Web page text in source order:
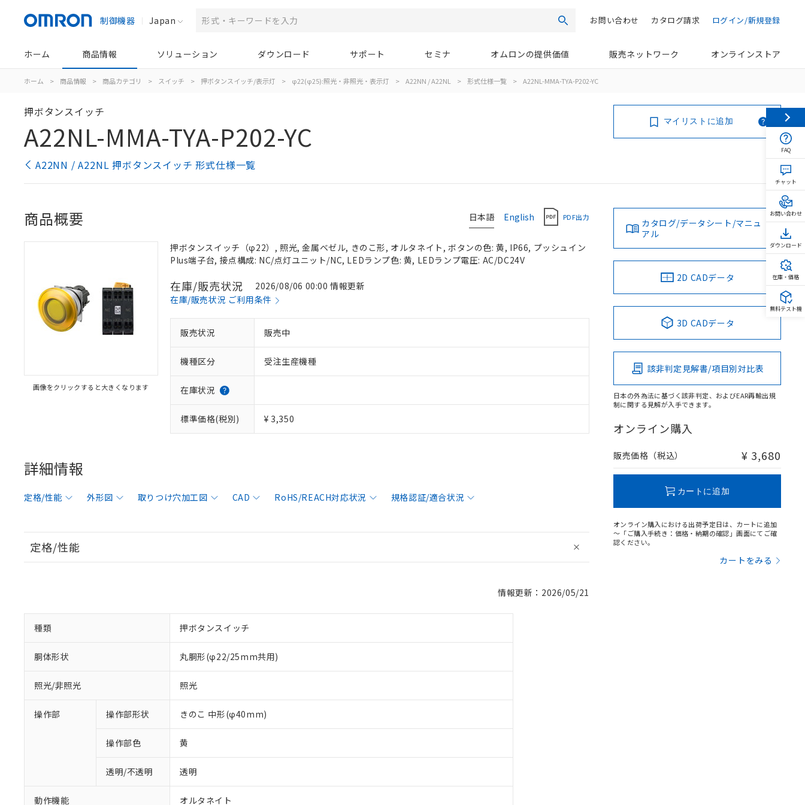
制御機器 Japan 検索 ログイン/新規登録
カタログ請求
お問い合わせ
ホーム 商品情報 ソリューション ダウンロード サポート セミナ オムロンの提供価値 販売ネットワーク オンラインストア
ホーム > 商品情報 > 商品カテゴリ > スイッチ > 押ボタンスイッチ/表示灯 > φ22(φ25):照光・非照光・表示灯 > A22NN / A22NL > 形式仕様一覧 > A22NL-MMA-TYA-P202-YC
押ボタンスイッチ
A22NL-MMA-TYA-P202-YC
A22NN / A22NL 押ボタンスイッチ 形式仕様一覧
マイリストに追加
日本語 English PDF出力
商品概要
画像をクリックすると大きくなります
押ボタンスイッチ（φ22）, 照光, 金属ベゼル, きのこ形, オルタネイト, ボタンの色: 黄, IP66, プッシュイン
Plus端子台, 接点構成: NC/点灯ユニット/NC, LEDランプ色: 黄, LEDランプ電圧: AC/DC24V
在庫/販売状況
2026/08/06 00:00 情報更新
在庫/販売状況 ご利用条件
販売状況 販売中
機種区分 受注生産機種
在庫状況
標準価格(税別) ¥ 3,350
詳細情報
定格/性能 外形図 取りつけ穴加工図 CAD RoHS/REACH対応状況 規格認証/適合状況
定格/性能
情報更新：2026/05/21
種類 押ボタンスイッチ
胴体形状 丸胴形(φ22/25mm共用)
照光/非照光 照光
操作部 操作部形状 きのこ 中形(φ40mm)
操作部色 黄
透明/不透明 透明
動作機能 オルタネイト
カタログ/データシート/マニュ
アル
2D CADデータ
3D CADデータ
該非判定見解書/項目別対比表
日本の外為法に基づく該非判定、およびEAR再輸出規
制に関する見解が入手できます。
オンライン購入
販売価格（税込） ¥ 3,680
カートに追加
オンライン購入における出荷予定日は、カートに追加
～「ご購入手続き：価格・納期の確認」画面にてご確
認ください。
カートをみる
FAQ
チャット
お問い合わせ
ダウンロード
在庫・価格
無料テスト機